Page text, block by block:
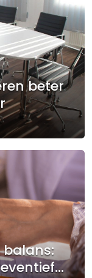
beter